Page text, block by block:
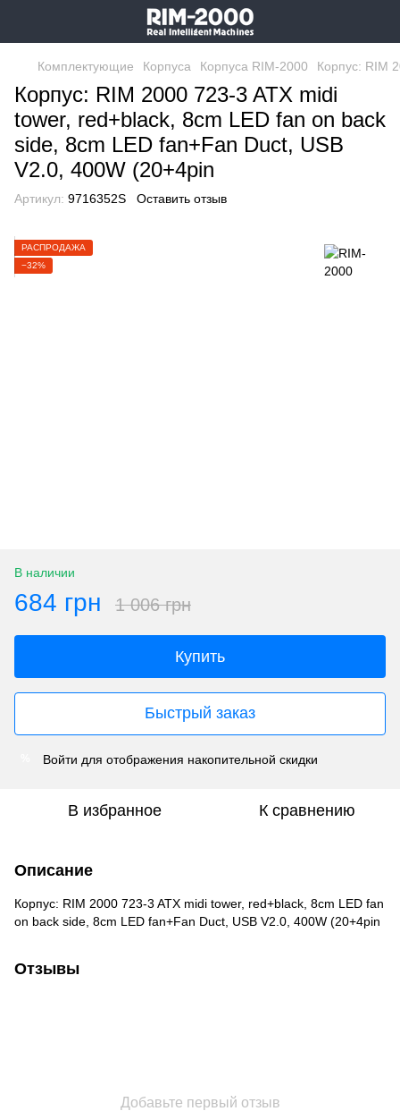
Комплектующие Корпуса Корпуса RIM-2000 Корпус: RIM
Корпус: RIM 2000 723-3 ATX midi
tower, red+black, 8cm LED fan on back
side, 8cm LED fan+Fan Duct, USB
V2.0, 400W (20+4pin
Артикул: 9716352S Оставить отзыв
РАСПРОДАЖА
−32%
В наличии
684 грн 1 006 грн
Купить
Быстрый заказ
Войти для отображения накопительной скидки
В избранное К сравнению
Описание
Корпус: RIM 2000 723-3 ATX midi tower, red+black, 8cm LED fan
on back side, 8cm LED fan+Fan Duct, USB V2.0, 400W (20+4pin
Отзывы
Добавьте первый отзыв